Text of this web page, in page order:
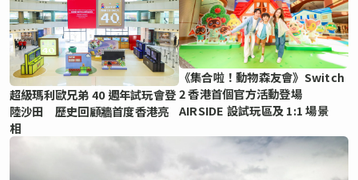
超級瑪利歐兄弟 40 週年試玩會登
陸沙田 歷史回顧牆首度香港亮
相
《集合啦！動物森友會》Switch
2 香港首個官方活動登場
AIRSIDE 設試玩區及 1:1 場景